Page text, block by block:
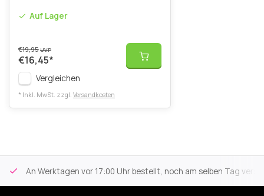
Auf Lager
€19,95UVP
€16,45*
Vergleichen
* Inkl. MwSt. zzgl. Versandkosten
An Werktagen vor 17:00 Uhr bestellt, noch am selben Tag